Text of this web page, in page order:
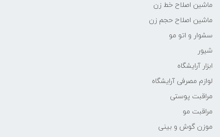
ماشین اصلاح خط زن
ماشین اصلاح حجم زن
سشوار و اتو مو
شیور
ابزار آرایشگاه
لوازم مصرفی آرایشگاه
مراقبت پوستی
مراقبت مو
موزن گوش و بینی